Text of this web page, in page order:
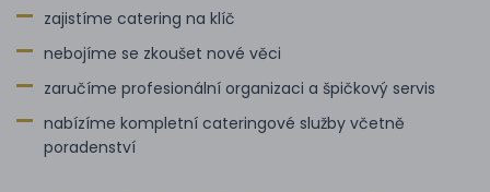
zajistíme catering na klíč
nebojíme se zkoušet nové věci
zaručíme profesionální organizaci a špičkový servis
nabízíme kompletní cateringové služby včetně
poradenství